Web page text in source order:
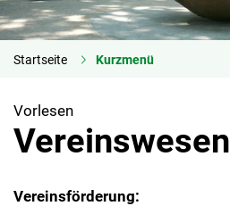
Startseite Kurzmenü
Vorlesen
Vereinsförderung: